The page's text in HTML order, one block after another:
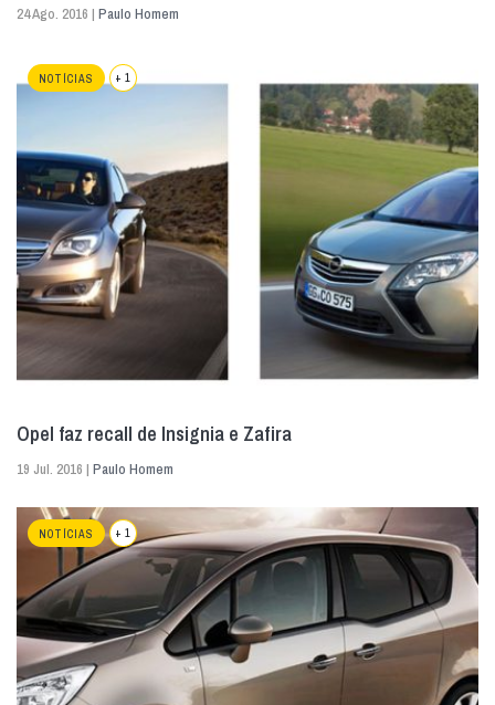
24 Ago. 2016 | Paulo Homem
NOTÍCIAS + 1
Opel faz recall de Insignia e Zafira
19 Jul. 2016 | Paulo Homem
NOTÍCIAS + 1